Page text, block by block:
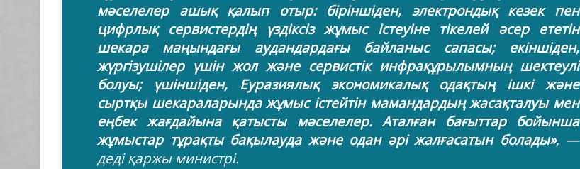
мәселелер ашық қалып отыр: біріншіден, электрондық кезек пен
цифрлық сервистердің үздіксіз жұмыс істеуіне тікелей әсер ететін
шекара маңындағы аудандардағы байланыс сапасы; екіншіден,
жүргізушілер үшін жол және сервистік инфрақұрылымның шектеулі
болуы; үшіншіден, Еуразиялық экономикалық одақтың ішкі және
сыртқы шекараларында жұмыс істейтін мамандардың жасақталуы мен
еңбек жағдайына қатысты мәселелер. Аталған бағыттар бойынша
жұмыстар тұрақты бақылауда және одан әрі жалғасатын болады», —
деді қаржы министрі.